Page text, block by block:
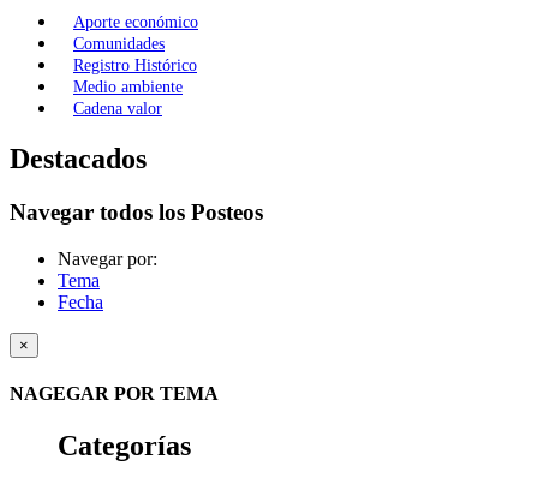
Aporte económico
Comunidades
Registro Histórico
Medio ambiente
Cadena valor
Destacados
Navegar todos los Posteos
Navegar por:
Tema
Fecha
×
NAGEGAR POR TEMA
Categorías